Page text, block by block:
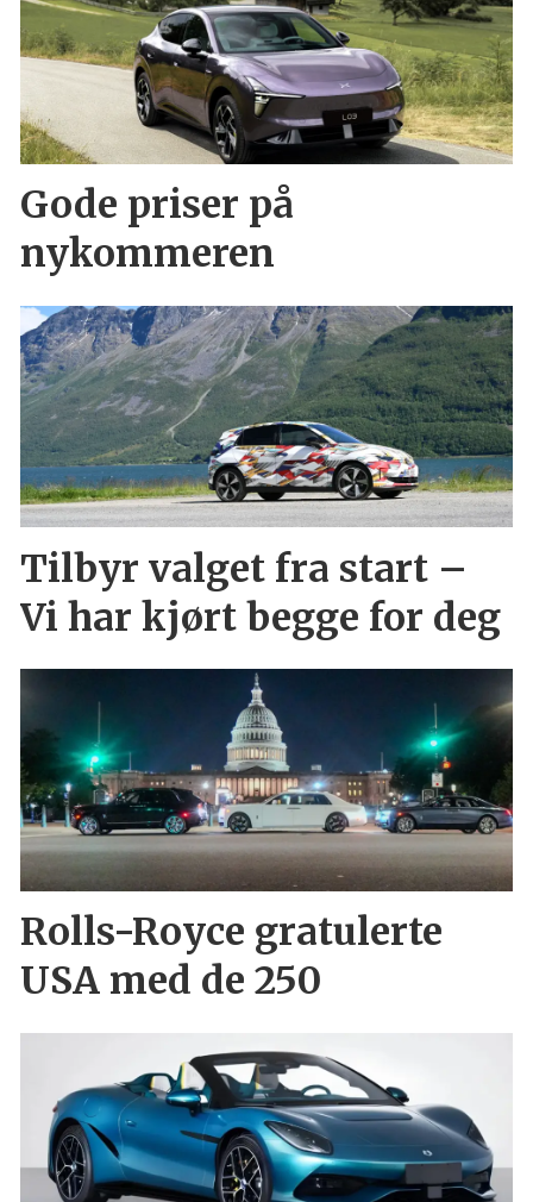
Gode priser på
nykommeren
Tilbyr valget fra start –
Vi har kjørt begge for deg
Rolls-Royce gratulerte
USA med de 250